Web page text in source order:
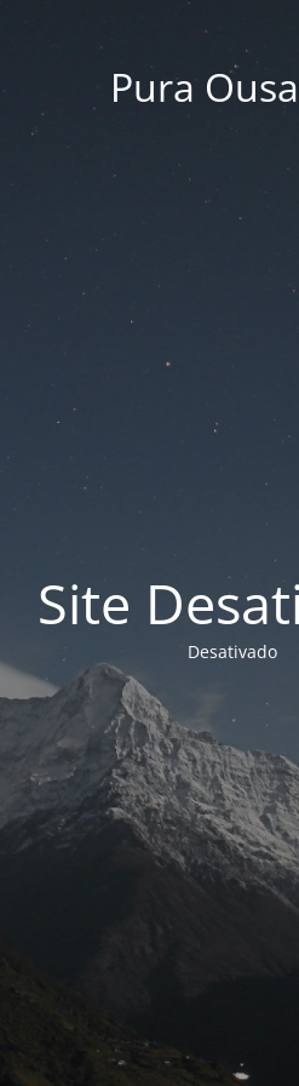
Pura
Site
Desativado